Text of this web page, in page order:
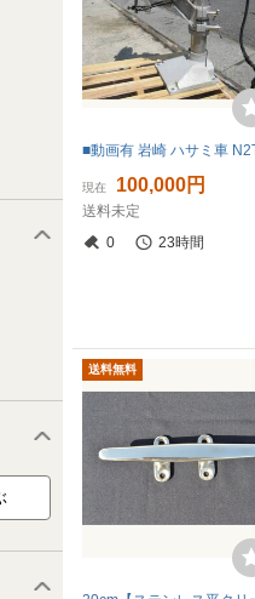
現在 100,000円
送料未定
0
23時間
送料無料